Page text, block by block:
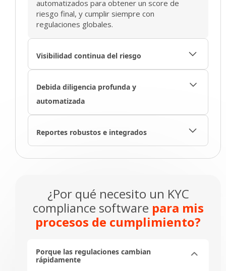
automatizados para obtener un score de
riesgo final, y cumplir siempre con
regulaciones globales.
Visibilidad continua del riesgo​
regulatorios en tiempo real con alertas
configurables.​
Debida diligencia profunda y
automatizada​
detección automatizada de personas y
internacionales, así como personas con
Reportes robustos e integrados​​
personalizables y descargables para auditorías
¿Por qué necesito un KYC
compliance software para mis
procesos de cumplimiento?
Porque las regulaciones cambian
rápidamente​​​